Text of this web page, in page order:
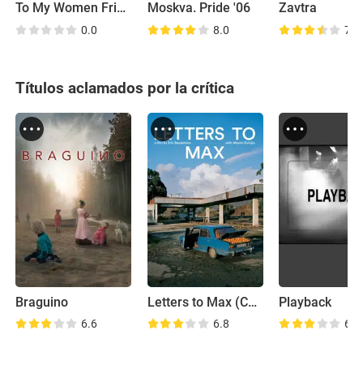
To My Women Friends
0.0
Moskva. Pride '06
8.0
Zavtra
7.2
Títulos aclamados por la crítica
Braguino
6.6
Letters to Max (Cartas para Max)
6.8
Playback
6.6